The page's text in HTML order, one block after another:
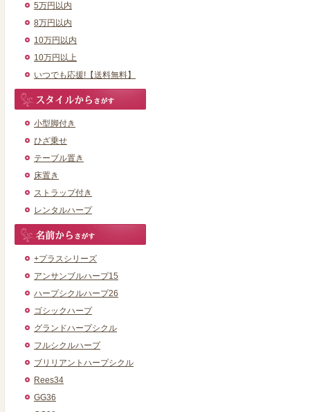
5万円以内
8万円以内
10万円以内
10万円以上
いつでも応援!【送料無料】
小型脚付き
ひざ乗せ
テーブル置き
床置き
ストラップ付き
レンタルハープ
+プラスシリーズ
アンサンブルハープ15
ハープシクルハープ26
ゴシックハープ
グランドハープシクル
フルシクルハープ
ブリリアントハープシクル
Rees34
GG36